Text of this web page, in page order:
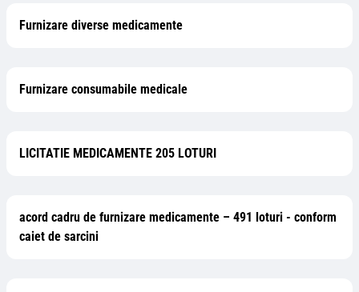
Furnizare diverse medicamente
Furnizare consumabile medicale
LICITATIE MEDICAMENTE 205 LOTURI
acord cadru de furnizare medicamente – 491 loturi - conform
caiet de sarcini